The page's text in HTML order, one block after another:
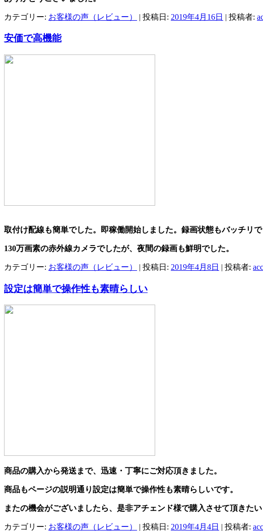
カテゴリー: お客様の声（レビュー） | 投稿日: 2019年4月16日 | 投稿者:
安価で高機能
取付け配線も簡単でした。即稼働開始しました。録画状態もバッチリで
130万画素の赤外線カメラでしたが、夜間の録画も鮮明でした。
カテゴリー: お客様の声（レビュー） | 投稿日: 2019年4月8日 | 投稿者:
設定は簡単で操作性も素晴らしい
商品の購入から発送まで、迅速・丁寧にご対応頂きました。
商品もページの説明通り設定は簡単で操作性も素晴らしいです。
またの機会がございましたら、是非アチェンド様で購入させて頂きたい
カテゴリー: お客様の声（レビュー） | 投稿日: 2019年4月4日 | 投稿者: